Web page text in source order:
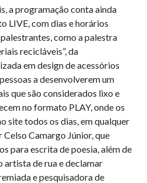
a programação conta ainda
LIVE, com dias e horários
como a palestra
recicláveis”, da
em design de acessórios
a desenvolverem um
que são considerados lixo e
no formato PLAY, onde os
site todos os dias, em qualquer
Camargo Júnior, que
para escrita de poesia, além de
de rua e declamar
e pesquisadora de